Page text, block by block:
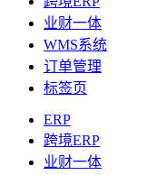
业财一体
WMS系统
订单管理
标签页
ERP
跨境ERP
业财一体